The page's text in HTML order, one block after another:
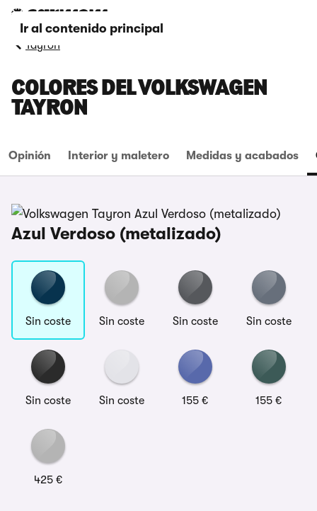
Ir al contenido principal
Tayron
COLORES DEL VOLKSWAGEN
TAYRON
Opinión Interior y maletero Medidas y acabados
Azul Verdoso (metalizado)
Sin coste Sin coste Sin coste Sin coste
Sin coste Sin coste 155 € 155 €
425 €